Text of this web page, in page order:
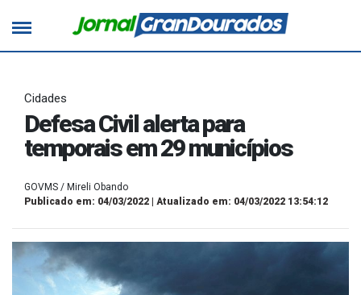
Cidades
Defesa Civil alerta para
temporais em 29 municípios
GOVMS / Mireli Obando
Publicado em: 04/03/2022 | Atualizado em: 04/03/2022 13:54:12